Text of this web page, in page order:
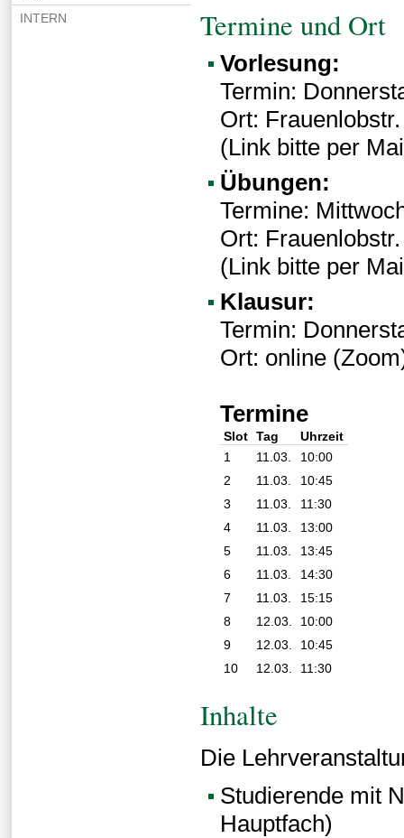
INTERN
Termine und Ort
Vorlesung:
Termin:
Ort:
(Link bitte per
Übungen:
Termine:
Ort:
(Link bitte per
Klausur:
Termin:
Ort: online
Termine
Slot Tag
Uhrzeit
1
11.03.
10:00
2
11.03.
10:45
3
11.03.
11:30
4
11.03.
13:00
5
11.03.
13:45
6
11.03.
14:30
7
11.03.
15:15
8
12.03.
10:00
9
12.03.
10:45
10
12.03. 11:30
Inhalte
Die
Studierende mit
Hauptfach)